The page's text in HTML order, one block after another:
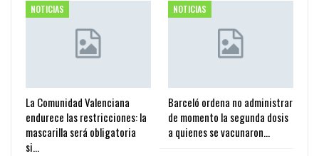
NOTICIAS
La Comunidad Valenciana
endurece las restricciones: la
mascarilla será obligatoria
si…
NOTICIAS
Barceló ordena no administrar
de momento la segunda dosis
a quienes se vacunaron…